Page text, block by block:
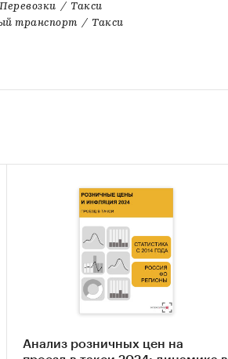
Перевозки / Такси
транспорт / Такси
Анализ розничных цен на